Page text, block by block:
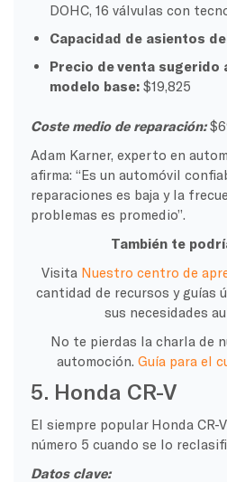
DOHC, 16 válvulas con
Capacidad de asientos
Precio de venta sugerido
modelo base: $19,825
Coste medio de reparación:
Adam Karner, experto en
afirma: “Es un automóvil
reparaciones es baja y la
problemas es promedio”.
También te
Visita Nuestro centro de
cantidad de recursos y guías
sus necesidades
No te pierdas la charla de
automoción. Guía para el
5. Honda CR-V
El siempre popular Honda CR-
número 5 cuando se lo
Datos clave: